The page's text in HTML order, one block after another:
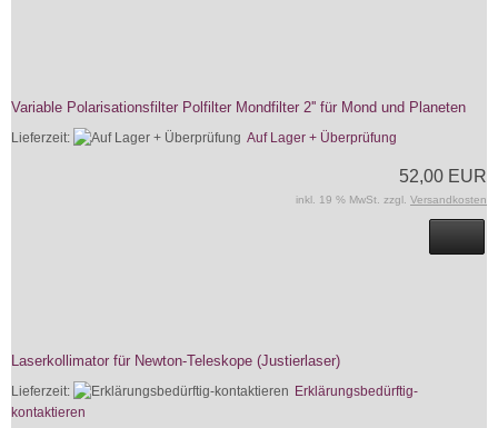
Variable Polarisationsfilter Polfilter Mondfilter 2'' für Mond und Planeten
Lieferzeit: Auf Lager + Überprüfung
52,00 EUR
inkl. 19 % MwSt. zzgl. Versandkosten
Laserkollimator für Newton-Teleskope (Justierlaser)
Lieferzeit:
Erklärungsbedürftig-
kontaktieren